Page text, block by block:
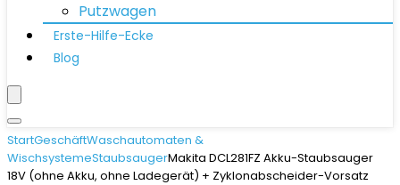
Putzwagen
Erste-Hilfe-Ecke
Blog
StartGeschäftWaschautomaten &
WischsystemeStaubsaugerMakita DCL281FZ Akku-Staubsauger
18V (ohne Akku, ohne Ladegerät) + Zyklonabscheider-Vorsatz